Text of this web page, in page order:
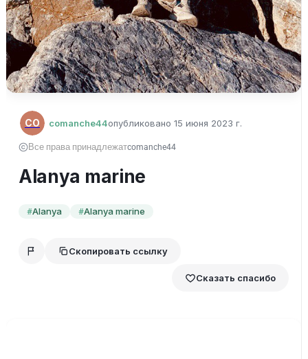
CO comanche44опубликовано 15 июня 2023 г.
Все права принадлежатcomanche44
Alanya marine
#Alanya #Alanya marine
Скопировать ссылку
Сказать спасибо